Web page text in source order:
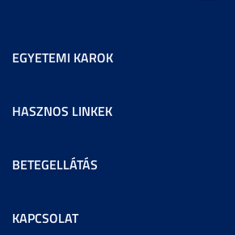
EGYETEMI KAROK
HASZNOS LINKEK
BETEGELLÁTÁS
KAPCSOLAT